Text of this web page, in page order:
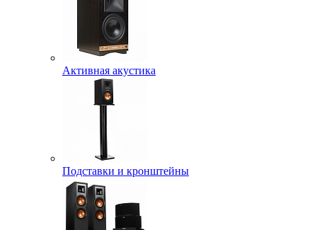
Активная акустика
Подставки и кронштейны